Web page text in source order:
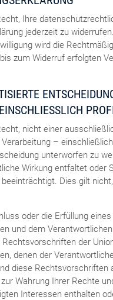
Ihre
jederzeit zu
wird die
zum Widerruf erfolgten
nicht einer
–
unterworfen zu
Wirkung entfaltet oder
Dies gilt
oder die Erfüllung
und dem
der
denen der
diese Rechtsvorschriften
Wahrung Ihrer Rechte
Interessen enthalten